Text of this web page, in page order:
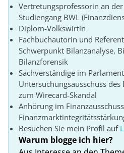
Vertretungsprofessorin an
Studiengang BWL
Diplom-Volkswirtin
Fachbuchautorin und
Schwerpunkt Bilanzanalyse,
Bilanzforensik
Sachverständige im
Untersuchungsausschuss
zum Wirecard-Skandal
Anhörung im
Besuchen Sie mein Profil auf
Warum blogge ich hier?